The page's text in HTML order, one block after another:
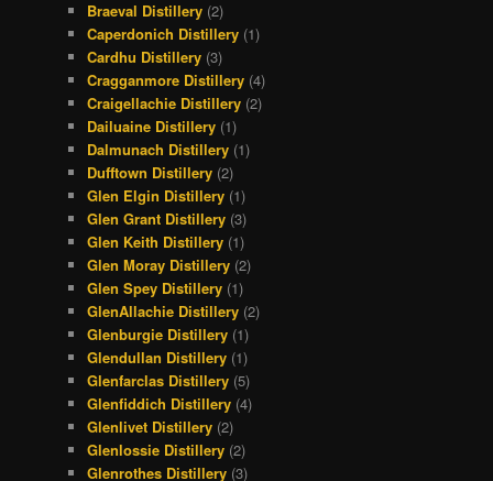
Braeval Distillery (2)
Caperdonich Distillery (1)
Cardhu Distillery (3)
Cragganmore Distillery (4)
Craigellachie Distillery (2)
Dailuaine Distillery (1)
Dalmunach Distillery (1)
Dufftown Distillery (2)
Glen Elgin Distillery (1)
Glen Grant Distillery (3)
Glen Keith Distillery (1)
Glen Moray Distillery (2)
Glen Spey Distillery (1)
GlenAllachie Distillery (2)
Glenburgie Distillery (1)
Glendullan Distillery (1)
Glenfarclas Distillery (5)
Glenfiddich Distillery (4)
Glenlivet Distillery (2)
Glenlossie Distillery (2)
Glenrothes Distillery (3)